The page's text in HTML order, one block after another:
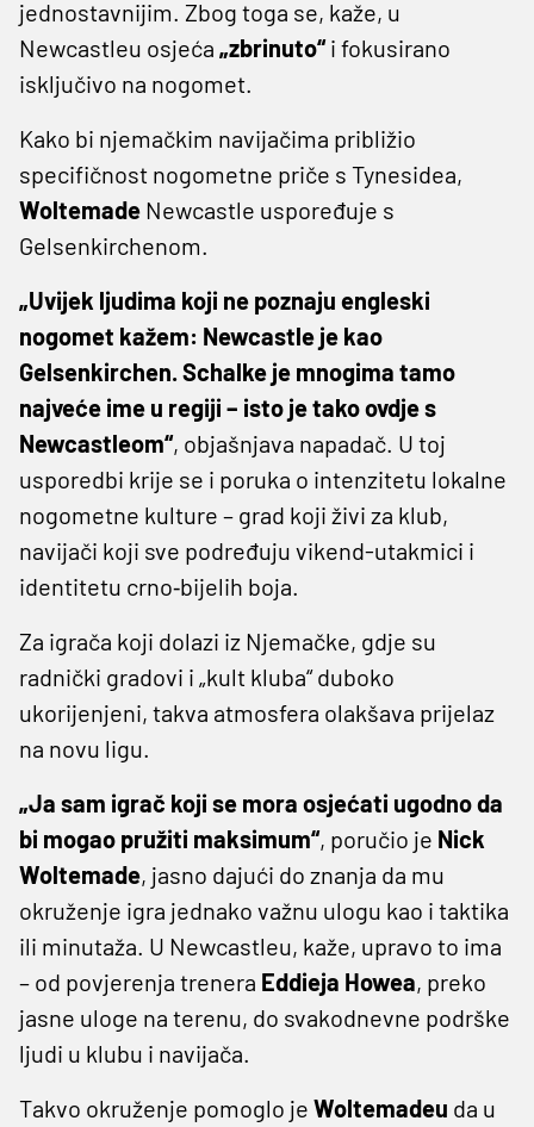
jednostavnijim. Zbog toga se, kaže, u
Newcastleu osjeća „zbrinuto“i fokusirano
isključivo na nogomet.
Kako bi njemačkim navijačima približio
specifičnost nogometne priče s Tynesidea,
Woltemade Newcastle uspoređuje s
Gelsenkirchenom.
„Uvijek ljudima koji ne poznaju engleski
nogomet kažem: Newcastle je kao
Gelsenkirchen. Schalke je mnogima tamo
najveće ime u regiji – isto je tako ovdje s
Newcastleom“, objašnjava napadač. U toj
usporedbi krije se i poruka o intenzitetu lokalne
nogometne kulture – grad koji živi za klub,
navijači koji sve podređuju vikend-utakmici i
identitetu crno‑bijelih boja.
Za igrača koji dolazi iz Njemačke, gdje su
radnički gradovi i „kult kluba“ duboko
ukorijenjeni, takva atmosfera olakšava prijelaz
na novu ligu.
„Ja sam igrač koji se mora osjećati ugodno da
bi mogao pružiti maksimum“, poručio je Nick
Woltemade, jasno dajući do znanja da mu
okruženje igra jednako važnu ulogu kao i taktika
ili minutaža. U Newcastleu, kaže, upravo to ima
– od povjerenja trenera Eddieja Howea, preko
jasne uloge na terenu, do svakodnevne podrške
ljudi u klubu i navijača.
Takvo okruženje pomoglo je Woltemadeu da u